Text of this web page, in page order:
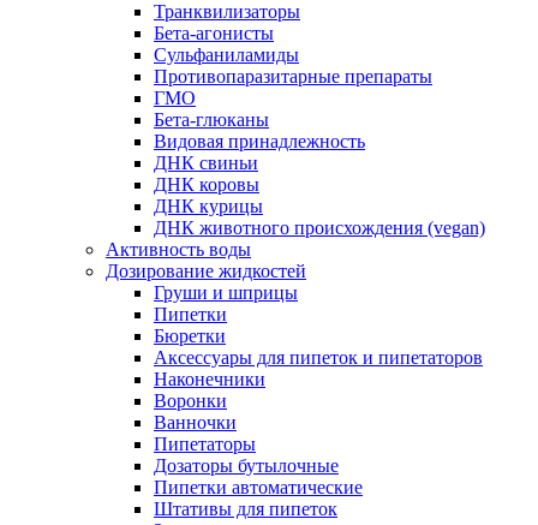
Транквилизаторы
Бета-агонисты
Сульфаниламиды
Противопаразитарные препараты
ГМО
Бета-глюканы
Видовая принадлежность
ДНК свиньи
ДНК коровы
ДНК курицы
ДНК животного происхождения (vegan)
Активность воды
Дозирование жидкостей
Груши и шприцы
Пипетки
Бюретки
Аксессуары для пипеток и пипетаторов
Наконечники
Воронки
Ванночки
Пипетаторы
Дозаторы бутылочные
Пипетки автоматические
Штативы для пипеток